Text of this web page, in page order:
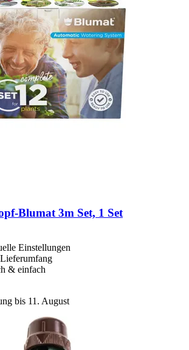
​Blumat 3m Set, 1 Set
Einstellungen
& einfach
bis 11. August